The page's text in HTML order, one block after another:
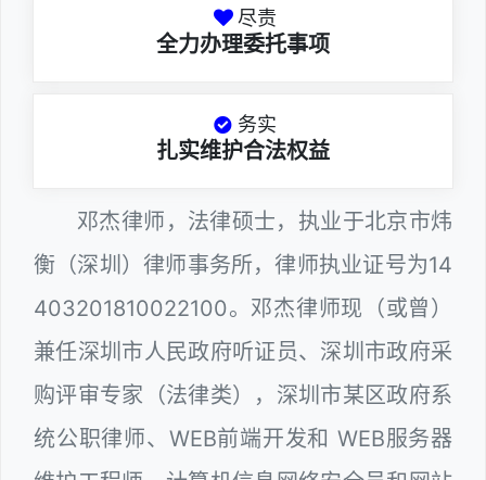
尽责
全力办理委托事项
务实
扎实维护合法权益
邓杰律师，法律硕士，执业于北京市炜
衡（深圳）律师事务所，律师执业证号为14
403201810022100。邓杰律师现（或曾）
兼任深圳市人民政府听证员、深圳市政府采
购评审专家（法律类），深圳市某区政府系
统公职律师、WEB前端开发和 WEB服务器